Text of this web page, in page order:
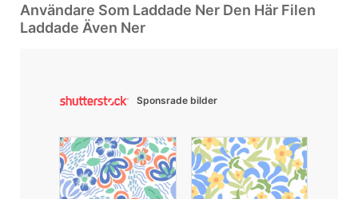
Användare Som Laddade Ner Den Här Filen
Laddade Även Ner
Sponsrade bilder